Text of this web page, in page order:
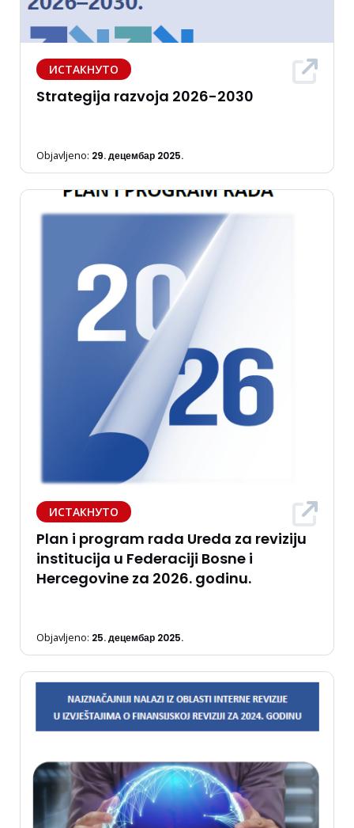
ИСТАКНУТО
Strategija razvoja 2026-2030
Objavljeno: 29. децембар 2025.
ИСТАКНУТО
Plan i program rada Ureda za reviziju
institucija u Federaciji Bosne i
Hercegovine za 2026. godinu.
Objavljeno: 25. децембар 2025.